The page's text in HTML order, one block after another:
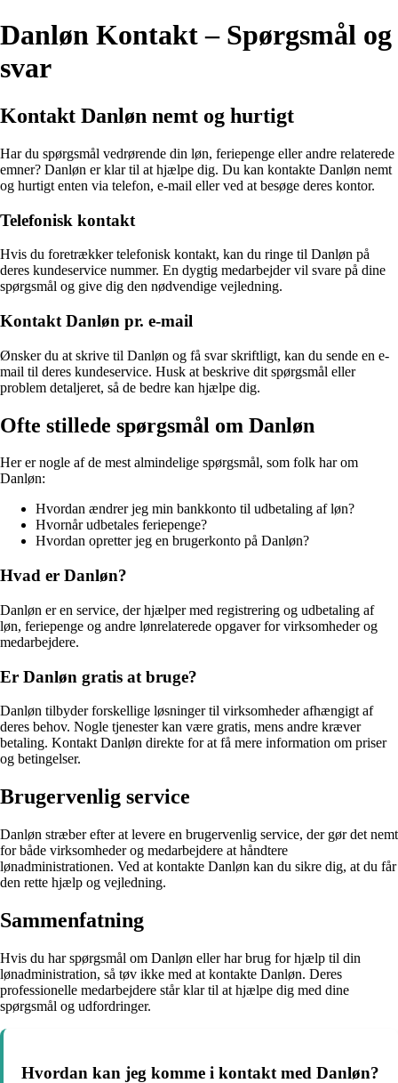
Danløn Kontakt – Spørgsmål og
svar
Kontakt Danløn nemt og hurtigt
Har du spørgsmål vedrørende din løn, feriepenge eller andre relaterede
emner? Danløn er klar til at hjælpe dig. Du kan kontakte Danløn nemt
og hurtigt enten via telefon, e-mail eller ved at besøge deres kontor.
Telefonisk kontakt
Hvis du foretrækker telefonisk kontakt, kan du ringe til Danløn på
deres kundeservice nummer. En dygtig medarbejder vil svare på dine
spørgsmål og give dig den nødvendige vejledning.
Kontakt Danløn pr. e-mail
Ønsker du at skrive til Danløn og få svar skriftligt, kan du sende en e-
mail til deres kundeservice. Husk at beskrive dit spørgsmål eller
problem detaljeret, så de bedre kan hjælpe dig.
Ofte stillede spørgsmål om Danløn
Her er nogle af de mest almindelige spørgsmål, som folk har om
Danløn:
Hvordan ændrer jeg min bankkonto til udbetaling af løn?
Hvornår udbetales feriepenge?
Hvordan opretter jeg en brugerkonto på Danløn?
Hvad er Danløn?
Danløn er en service, der hjælper med registrering og udbetaling af
løn, feriepenge og andre lønrelaterede opgaver for virksomheder og
medarbejdere.
Er Danløn gratis at bruge?
Danløn tilbyder forskellige løsninger til virksomheder afhængigt af
deres behov. Nogle tjenester kan være gratis, mens andre kræver
betaling. Kontakt Danløn direkte for at få mere information om priser
og betingelser.
Brugervenlig service
Danløn stræber efter at levere en brugervenlig service, der gør det nemt
for både virksomheder og medarbejdere at håndtere
lønadministrationen. Ved at kontakte Danløn kan du sikre dig, at du får
den rette hjælp og vejledning.
Sammenfatning
Hvis du har spørgsmål om Danløn eller har brug for hjælp til din
lønadministration, så tøv ikke med at kontakte Danløn. Deres
professionelle medarbejdere står klar til at hjælpe dig med dine
spørgsmål og udfordringer.
Hvordan kan jeg komme i kontakt med Danløn?